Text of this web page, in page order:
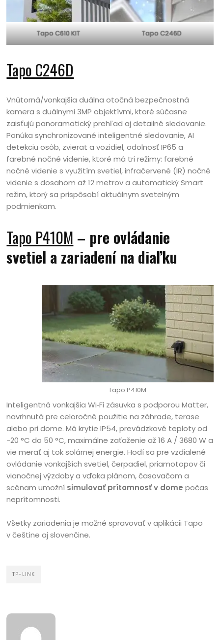
Tapo C610 KIT Tapo C246D
Tapo C246D
Vnútorná/vonkajšia duálna otočná bezpečnostná
kamera s duálnymi 3MP objektívmi, ktoré súčasne
zaisťujú panoramatický prehľad aj detailné sledovanie.
Ponúka synchronizované inteligentné sledovanie, AI
detekciu osôb, zvierat a vozidiel, odolnosť IP65 a
farebné nočné videnie, ktoré má tri režimy: farebné
nočné videnie s využitím svetiel, infračervené (IR) nočné
videnie s dosahom až 12 metrov a automatický Smart
režim, ktorý sa prispôsobí aktuálnym svetelným
podmienkam.
Tapo P410M – pre ovládanie
svetiel a zariadení na diaľku
Tapo P410M
Inteligentná vonkajšia Wi‑Fi zásuvka s podporou Matter,
navrhnutá pre celoročné použitie na záhrade, terase
alebo pri dome. Má krytie IP54, prevádzkové teploty od
-20 °C do 50 °C, maximálne zaťaženie až 16 A / 3680 W a
vie merať aj tok solárnej energie. Hodí sa pre vzdialené
ovládanie vonkajších svetiel, čerpadiel, priamotopov či
vianočnej výzdoby a vďaka plánom, časovačom a
scénam umožní simulovať prítomnosť v dome počas
neprítomnosti.
Všetky zariadenia je možné spravovať v aplikácii Tapo
v češtine aj slovenčine.
TP-LINK